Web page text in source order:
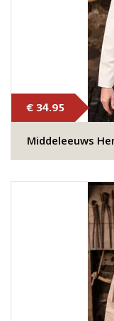
€ 34.95
Middeleeuws